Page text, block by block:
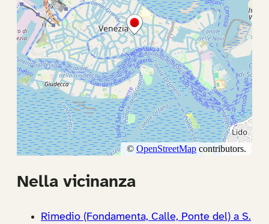
Nella vicinanza
Rimedio (Fondamenta, Calle, Ponte del) a S.